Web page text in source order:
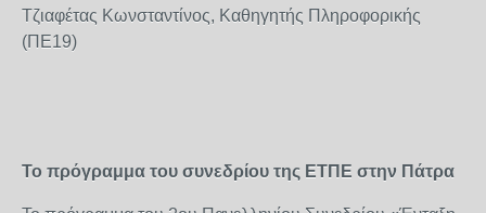
Τζιαφέτας Κωνσταντίνος, Καθηγητής Πληροφορικής
(ΠΕ19)
Το πρόγραμμα του συνεδρίου της ΕΤΠΕ στην Πάτρα